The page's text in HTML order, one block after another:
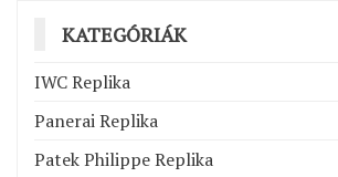
KATEGÓRIÁK
IWC Replika
Panerai Replika
Patek Philippe Replika